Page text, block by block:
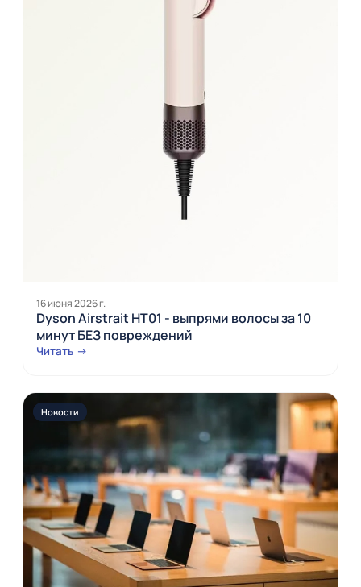
16 июня 2026 г.
Dyson Airstrait HT01 - выпрями волосы за 10
минут БЕЗ повреждений
Читать →
Новости